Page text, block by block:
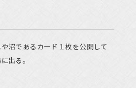
沼であるカード１枚を公開して
出る。